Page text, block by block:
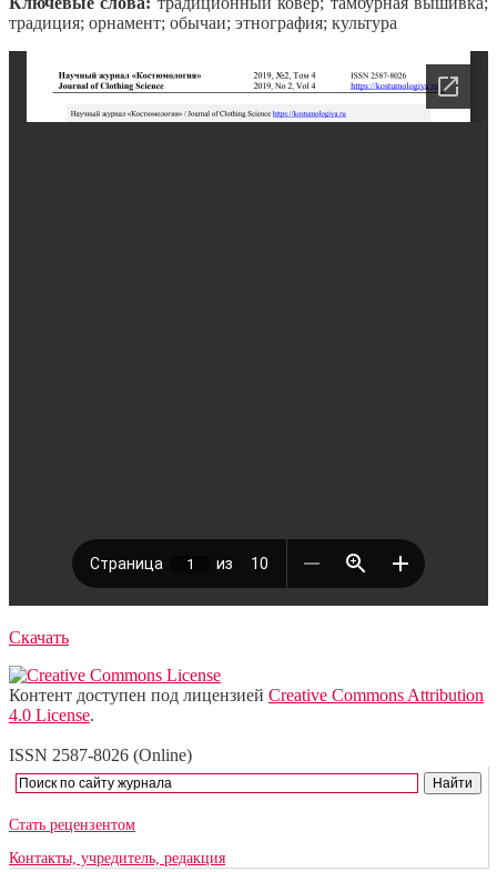
традиция; орнамент; обычаи; этнография; культура
Скачать
Контент доступен под лицензией Creative Commons Attribution
4.0 License.
ISSN 2587-8026 (Online)
Стать рецензентом
Контакты, учредитель, редакция